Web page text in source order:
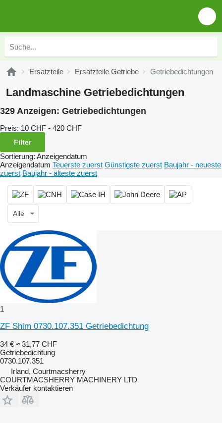
Ersatzteile Ersatzteile Getriebe Getriebedichtungen
Landmaschine Getriebedichtungen
329 Anzeigen: Getriebedichtungen
Preis: 10 CHF - 420 CHF
Filter
Sortierung: Anzeigendatum
Anzeigendatum Teuerste zuerst Günstigste zuerst Baujahr - neueste
zuerst Baujahr - älteste zuerst
Alle
1
ZF Shim 0730.107.351 Getriebedichtung
34 € ≈ 31,77 CHF
Getriebedichtung
0730.107.351
Irland, Courtmacsherry
COURTMACSHERRY MACHINERY LTD
Verkäufer kontaktieren